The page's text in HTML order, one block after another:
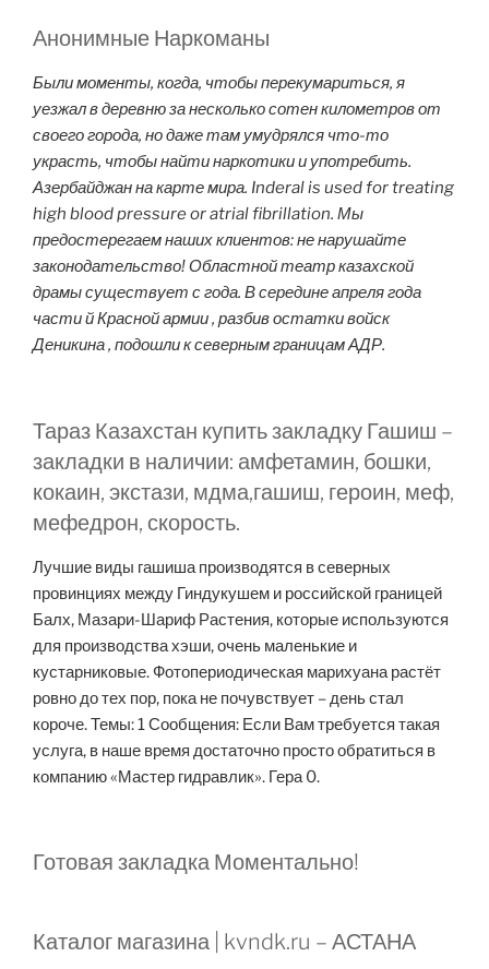
Анонимные Наркоманы
Были моменты, когда, чтобы перекумариться, я
уезжал в деревню за несколько сотен километров от
своего города, но даже там умудрялся что-то
украсть, чтобы найти наркотики и употребить.
Азербайджан на карте мира. Inderal is used for treating
high blood pressure or atrial fibrillation. Мы
предостерегаем наших клиентов: не нарушайте
законодательство! Областной театр казахской
драмы существует с года. В середине апреля года
части й Красной армии , разбив остатки войск
Деникина , подошли к северным границам АДР.
Тараз Казахстан купить закладку Гашиш –
закладки в наличии: амфетамин, бошки,
кокаин, экстази, мдма,гашиш, героин, меф,
мефедрон, скорость.
Лучшие виды гашиша производятся в северных
провинциях между Гиндукушем и российской границей
Балх, Мазари-Шариф Растения, которые используются
для производства хэши, очень маленькие и
кустарниковые. Фотопериодическая марихуана растёт
ровно до тех пор, пока не почувствует – день стал
короче. Темы: 1 Сообщения: Если Вам требуется такая
услуга, в наше время достаточно просто обратиться в
компанию «Мастер гидравлик». Гера 0.
Готовая закладка Моментально!
Каталог магазина | kvndk.ru – АСТАНА